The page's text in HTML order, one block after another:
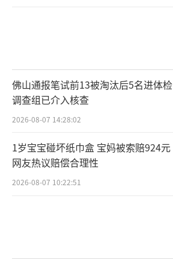
佛山通报笔试前13被淘汰后5名进体检
调查组已介入核查
2026-08-07 14:28:02
1岁宝宝碰坏纸巾盒 宝妈被索赔924元
网友热议赔偿合理性
2026-08-07 10:22:51